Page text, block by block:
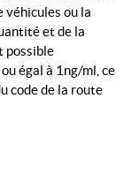
véhicules ou la
et de la
possible
égal à 1ng/ml, ce
code de la route